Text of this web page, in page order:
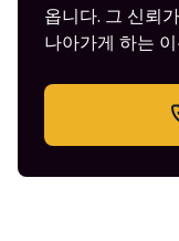
옵니다. 그 신뢰
나아가게 하는